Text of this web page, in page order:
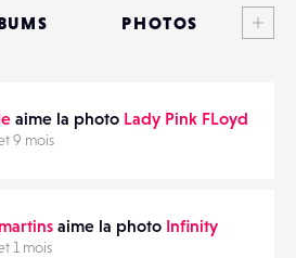
PHOTOS
MATÉRIELS
ÉVÉNEMENTS
aime la photo Lady Pink FLoyd
9 mois
aime la photo Infinity
1 mois